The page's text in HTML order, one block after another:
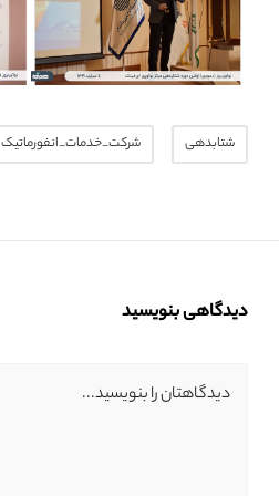
شتابدهی شرکت_خدمات_انفورماتیک
دیدگاهی بنویسید
دیدگاهتان را بنویسید...